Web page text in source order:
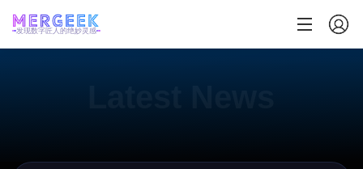
发现数字匠人的绝妙灵感